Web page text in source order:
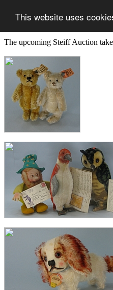
This website uses
The upcoming Steiff Auction